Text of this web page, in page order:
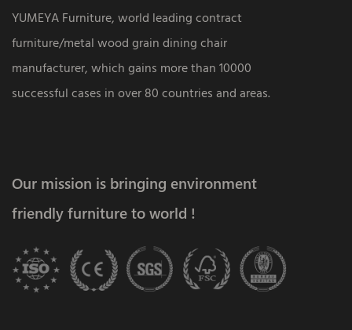
YUMEYA Furniture, world leading contract
furniture/metal wood grain dining chair
manufacturer, which gains more than 10000
successful cases in over 80 countries and areas.
Our mission is bringing environment
friendly furniture to world !